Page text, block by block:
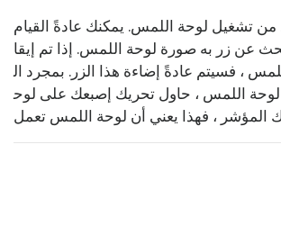
من تشغيل لوحة اللمس. يمكنك عادةً القيام
عن زر به صورة لوحة اللمس. إذا تم إيقا
، فسيتم عادةً إضاءة هذا الزر. بمجرد ال
اللمس ، حاول تحريك إصبعك على لوح